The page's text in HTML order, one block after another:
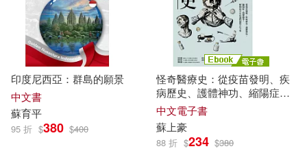
馬德高（主編）(34)
馬翠蘿(34) （明）馮夢龍(34)
劉明鑫(33) 晏秋風(33)
陳明宗(33)
哈爾濱出版社(206)
中國農業出版社(204)
印度尼西亞：群島的願景
中文書
蘇育平
95 折 $380 $400
怪奇醫療史：從疫苗發明、疾
病歷史、護體神功、縮陽症、
按摩槍等，解開最不可思議的
醫學古今事 (電子書)
中文電子書
蘇 上豪
88 折 $234 $380